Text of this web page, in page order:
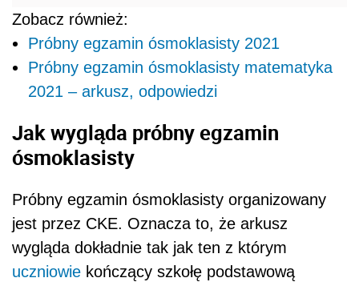
Zobacz również:
Próbny egzamin ósmoklasisty 2021
Próbny egzamin ósmoklasisty matematyka
2021 – arkusz, odpowiedzi
Jak wygląda próbny egzamin
ósmoklasisty
Próbny egzamin ósmoklasisty organizowany
jest przez CKE. Oznacza to, że arkusz
wygląda dokładnie tak jak ten z którym
uczniowie kończący szkołę podstawową